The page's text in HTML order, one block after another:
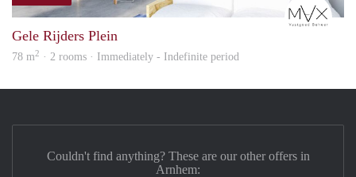
• Maximum short-stay rental period: 6 months (no extension)
• Maximum temporary rental period: 24 months
• Suitable for a maximum of 2 persons
• Smoking and pets are not allowed
Additional Notes
• Short-stay or temporary rental agreement – short-stay only
Gele Rijders Plein
78 m2 · 2 rooms · Immediately - Indefinite period
Couldn't find anything? These are our other offers in
Arnhem: